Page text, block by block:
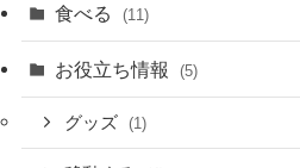
食べる (11)
お役立ち情報 (5)
グッズ (1)